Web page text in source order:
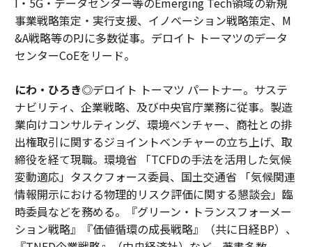
事業戦略策定・実行支援、イノベーション戦略策定、M
&A戦略等のPJに多数従事。デロイト トーマツのデータ
センターCoEをリード。
にわ・ひろき◎デロイト トーマツ パートナー。サステ
ナビリティ、企業戦略、及び中央官庁業務に従事。製造
業向けコンサルティング、環境ベンチャー、商社との排
出権取引に関するジョイントベンチャーの立ち上げ、取
締役を経て現職。環境省 「TCFDの手法を活用した気候
変動適応」タスクフォース委員、国土交通省 「気候関連
情報開示における物理的リスク評価に関する懇談会」臨
時委員などを務める。『グリーン・トランスフォーメー
ション戦略』『価値循環の成長戦略』（共に日経BP）、